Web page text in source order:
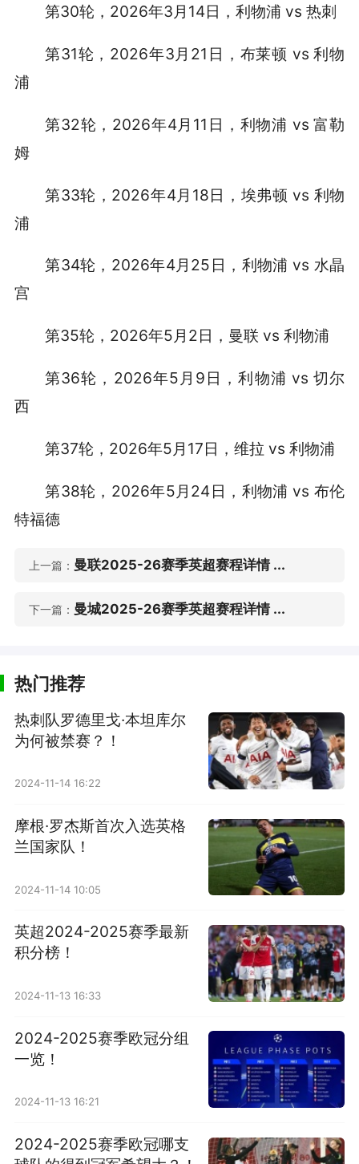
第30轮，2026年3月14日，利物浦 vs 热刺
第31轮，2026年3月21日，布莱顿 vs 利物
浦
第32轮，2026年4月11日，利物浦 vs 富勒
姆
第33轮，2026年4月18日，埃弗顿 vs 利物
浦
第34轮，2026年4月25日，利物浦 vs 水晶
宫
第35轮，2026年5月2日，曼联 vs 利物浦
第36轮，2026年5月9日，利物浦 vs 切尔
西
第37轮，2026年5月17日，维拉 vs 利物浦
第38轮，2026年5月24日，利物浦 vs 布伦
特福德
上一篇： 曼联2025-26赛季英超赛程详情 ...
下一篇： 曼城2025-26赛季英超赛程详情 ...
热门推荐
热刺队罗德里戈·本坦库尔
为何被禁赛？！
2024-11-14 16:22
摩根·罗杰斯首次入选英格
兰国家队！
2024-11-14 10:05
英超2024-2025赛季最新
积分榜！
2024-11-13 16:33
2024-2025赛季欧冠分组
一览！
2024-11-13 16:21
2024-2025赛季欧冠哪支